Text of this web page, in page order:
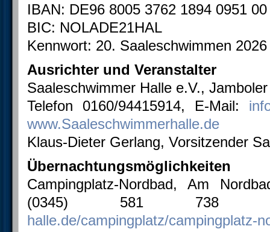
IBAN: DE96 8005 3762 1894 0951 00
BIC: NOLADE21HAL
Kennwort: 20. Saaleschwimmen 2026
Ausrichter und Veranstalter
Saaleschwimmer Halle e.V.,
Telefon 0160/94415914, E-Mail:
www.Saaleschwimmerhalle.de
Klaus-Dieter Gerlang, Vorsitzender
Übernachtungsmöglichkeiten
Campingplatz-Nordbad, Am
(0345) 581
halle.de/campingplatz/campingplatz-